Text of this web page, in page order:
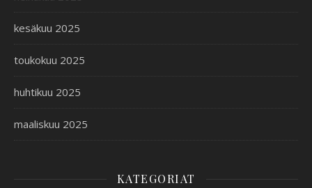
kesäkuu 2025
toukokuu 2025
huhtikuu 2025
maaliskuu 2025
KATEGORIAT